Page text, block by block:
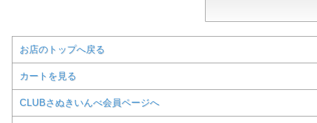
お店のトップへ戻る
カートを見る
CLUBさぬきいんべ会員ページへ